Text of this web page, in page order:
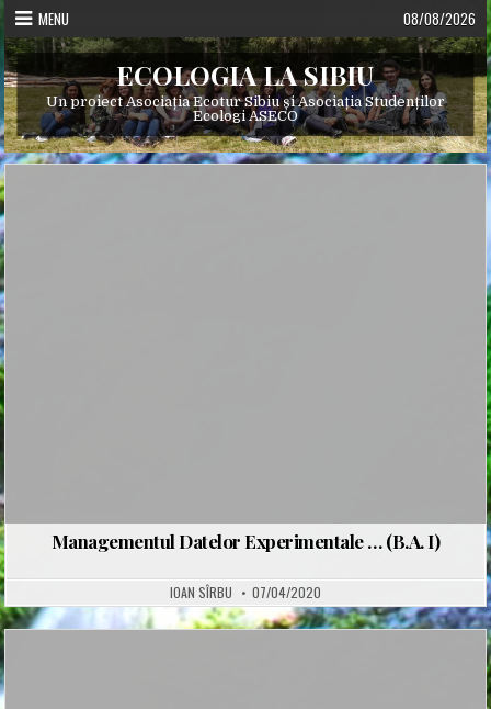
Skip
content
MENU 08/08/2026
ECOLOGIA LA SIBIU
Un proiect Asociația Ecotur Sibiu și Asociația Studenților
Ecologi ASECO
Managementul Datelor Experimentale … (B.A. I)
IOAN SÎRBU 07/04/2020